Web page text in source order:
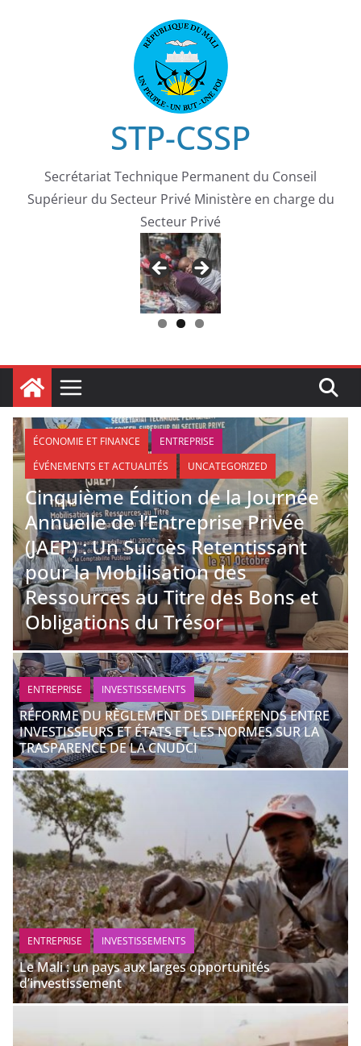
STP-CSSP
Secrétariat Technique Permanent du Conseil
Supérieur du Secteur Privé Ministère en charge du
Secteur Privé
ÉCONOMIE ET FINANCE
ENTREPRISE
ÉVÉNEMENTS ET ACTUALITÉS
UNCATEGORIZED
Cinquième Édition de la Journée
Annuelle de l’Entreprise Privée
(JAEP) : Un Succès Retentissant
pour la Mobilisation des
Ressources au Titre des Bons et
Obligations du Trésor
ENTREPRISE INVESTISSEMENTS
RÉFORME DU RÈGLEMENT DES DIFFÉRENDS ENTRE
INVESTISSEURS ET ÉTATS ET LES NORMES SUR LA
TRASPARENCE DE LA CNUDCI
ENTREPRISE INVESTISSEMENTS
Le Mali : un pays aux larges opportunités
d’investissement